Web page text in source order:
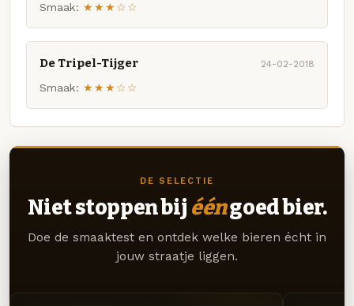
Smaak: ★★★☆☆
De Tripel-Tijger 24-02-2018
Smaak: ★★★☆☆
DE SELECTIE
Niet stoppen bij ééngoed bier.
Doe de smaaktest en ontdek welke bieren écht in
jouw straatje liggen.